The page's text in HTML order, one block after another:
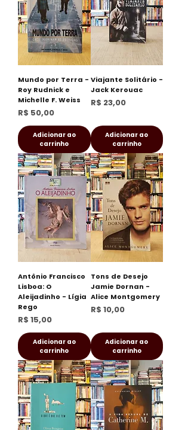
Mundo por Terra -
Roy Rudnick e
Michelle F. Weiss
Preço
R$ 50,00
Adicionar ao
carrinho
Viajante Solitário -
Jack Kerouac
Preço
R$ 23,00
Adicionar ao
carrinho
Antônio Francisco
Lisboa: O
Aleijadinho - Lígia
Rego
Preço
R$ 15,00
Adicionar ao
carrinho
Tons de Desejo
Jamie Dornan -
Alice Montgomery
Preço
R$ 10,00
Adicionar ao
carrinho